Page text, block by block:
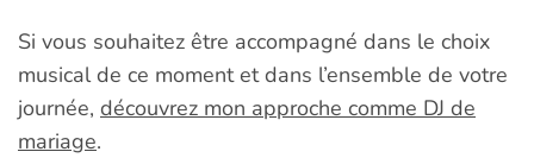
Si vous souhaitez être accompagné dans le choix
musical de ce moment et dans l’ensemble de votre
journée, découvrez mon approche comme DJ de
mariage.